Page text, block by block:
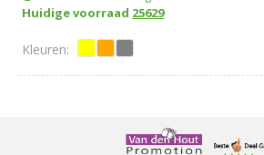
Huidige voorraad 25629